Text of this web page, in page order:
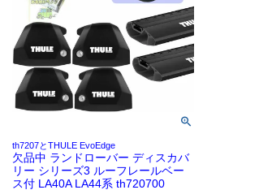
th7207とTHULE EvoEdge
欠品中 ランドローバー ディスカバ
リー シリーズ3 ルーフレールベー
ス付 LA40A LA44系 th720700